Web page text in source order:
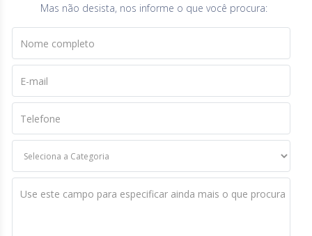
Mas não desista, nos informe o que você procura:
Nome completo
E-mail
Telefone
Use este campo para especificar ainda mais o que procura